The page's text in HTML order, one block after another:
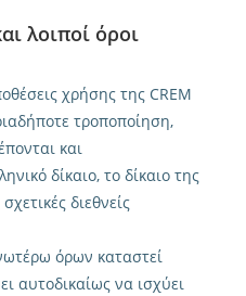
λοιποί όροι
χρήσης της CREM
τροποποίηση,
και
δίκαιο, το δίκαιο της
διεθνείς
όρων καταστεί
αυτοδικαίως να ισχύει